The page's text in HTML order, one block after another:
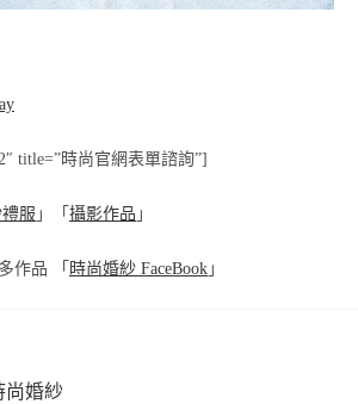
title=”時尚官網表單諮詢”]
服 」「 攝影作品 」
作品 「 時尚婚紗 FaceBook 」
尚婚紗